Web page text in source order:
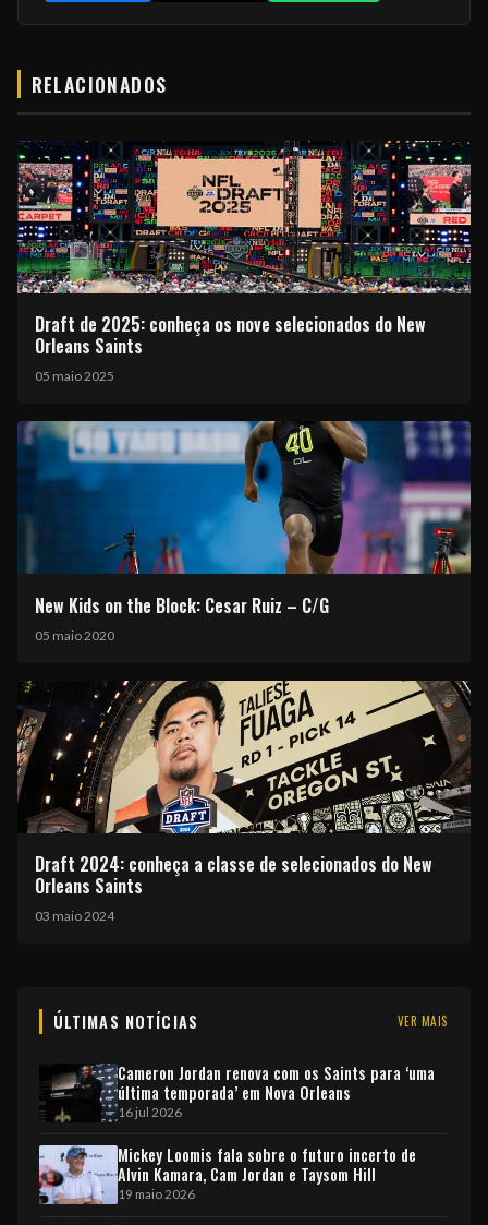
RELACIONADOS
Draft de 2025: conheça os nove selecionados do New
Orleans Saints
05 maio 2025
New Kids on the Block: Cesar Ruiz – C/G
05 maio 2020
Draft 2024: conheça a classe de selecionados do New
Orleans Saints
03 maio 2024
ÚLTIMAS NOTÍCIAS VER MAIS
Cameron Jordan renova com os Saints para ‘uma
última temporada’ em Nova Orleans
16 jul 2026
Mickey Loomis fala sobre o futuro incerto de
Alvin Kamara, Cam Jordan e Taysom Hill
19 maio 2026